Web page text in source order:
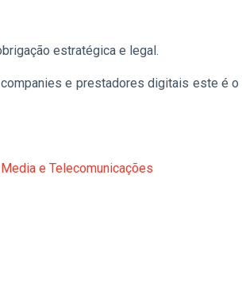
estratégica e legal.
e prestadores digitais este é
e Telecomunicações